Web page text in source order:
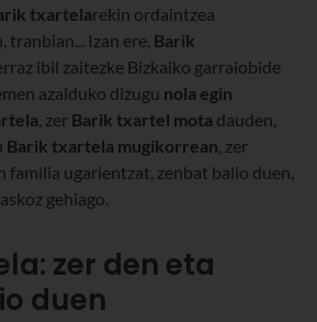
txartelarekin ordaintzea
tranbian... Izan ere, Barik
ibil zaitezke Bizkaiko garraiobide
azalduko dizugu nola egin
, zer Barik txartel mota dauden,
Barik txartela mugikorrean, zer
familia ugarientzat, zenbat balio duen,
gehiago.
zer den eta
duen